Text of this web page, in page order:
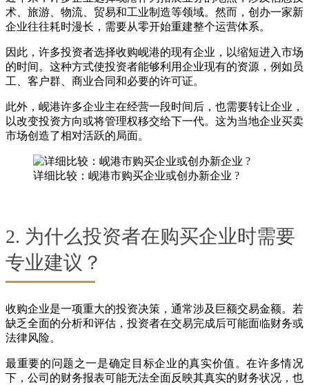
术、旅游、物流、贸易和工业制造等领域。然而，创办一家新
企业往往耗时漫长，需要从零开始重建整个运营体系。
因此，许多投资者选择收购岘港的现有企业，以缩短进入市场
的时间。这种方式使投资者能够利用企业现有的资源，例如员
工、客户群、商业合同和必要的许可证。
此外，岘港许多企业主在经营一段时间后，也需要转让企业，
以改变投资方向或将管理权移交给下一代。这为当地企业买卖
市场创造了相对活跃的局面。
详细比较：岘港市购买企业或创办新企业 ?
2. 为什么投资者在购买企业时需要
专业建议？
收购企业是一项重大的投资决策，通常涉及巨额交易金额。若
缺乏全面的分析和评估，投资者在交易完成后可能面临财务或
法律风险。
最重要的问题之一是确定目标企业的真实价值。在许多情况
下，公司的财务报表可能无法全面反映其真实的财务状况，也